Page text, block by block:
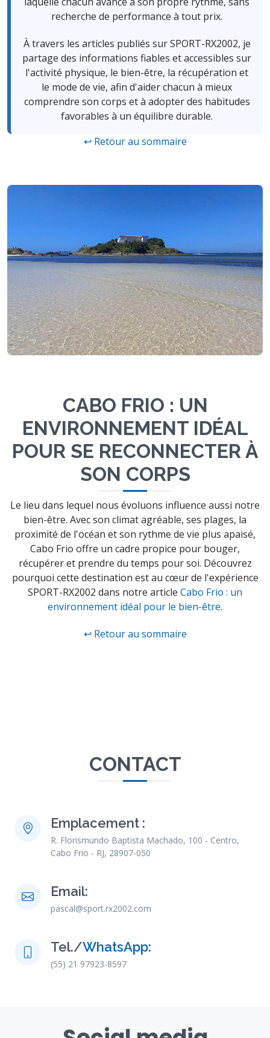
recherche de performance à tout prix.
À travers les articles publiés sur SPORT-RX2002, je
partage des informations fiables et accessibles sur
l'activité physique, le bien-être, la récupération et
le mode de vie, afin d'aider chacun à mieux
comprendre son corps et à adopter des habitudes
favorables à un équilibre durable.
↩ Retour au sommaire
CABO FRIO : UN
ENVIRONNEMENT IDÉAL
POUR SE RECONNECTER À
SON CORPS
Le lieu dans lequel nous évoluons influence aussi notre
bien-être. Avec son climat agréable, ses plages, la
proximité de l'océan et son rythme de vie plus apaisé,
Cabo Frio offre un cadre propice pour bouger,
récupérer et prendre du temps pour soi. Découvrez
pourquoi cette destination est au cœur de l'expérience
SPORT-RX2002 dans notre article Cabo Frio : un
environnement idéal pour le bien-être.
↩ Retour au sommaire
CONTACT
Emplacement :
R. Florismundo Baptista Machado, 100 - Centro,
Cabo Frio - RJ, 28907-050
Email:
pascal@sport.rx2002.com
Tel./WhatsApp:
(55) 21 97923-8597